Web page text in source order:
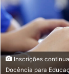
Inscrições
Docência para